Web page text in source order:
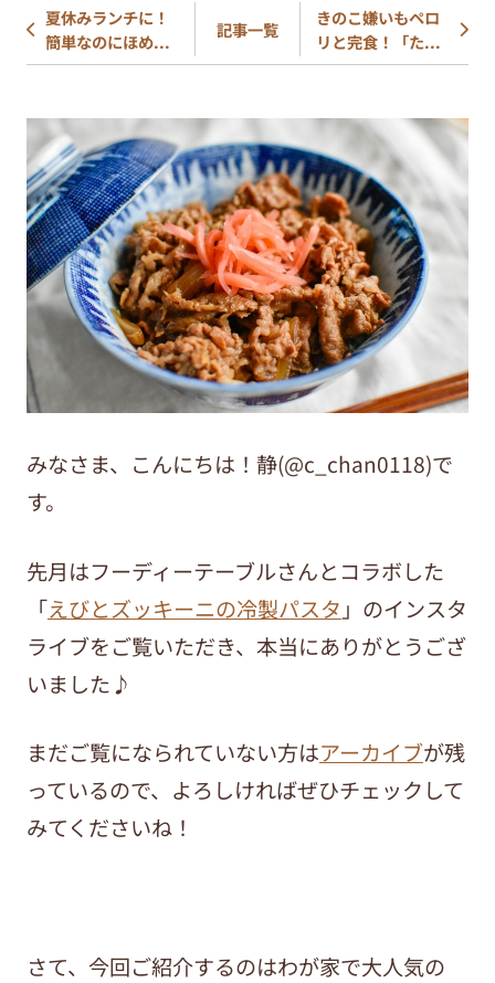
夏休みランチに！
簡単なのにほめ...
記事一覧
きのこ嫌いもペロ
リと完食！「た...
みなさま、こんにちは！静(@c_chan0118)で
す。
先月はフーディーテーブルさんとコラボした
「えびとズッキーニの冷製パスタ 」のインスタ
ライブをご覧いただき、本当にありがとうござ
いました♪
まだご覧になられていない方はアーカイブが残
っているので、よろしければぜひチェックして
みてくださいね！
さて、今回ご紹介するのはわが家で大人気の